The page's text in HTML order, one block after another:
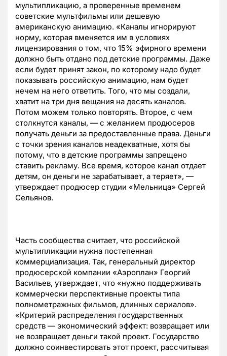
мультипликацию, а проверенные временем
советские мультфильмы или дешевую
американскую анимацию. «Каналы игнорируют
норму, которая вменяется им в условиях
лицензирования о том, что 15% эфирного времени
должно быть отдано под детские программы. Даже
если будет принят закон, по которому надо будет
показывать российскую анимацию, нам будет
нечем на него ответить. Того, что мы создали,
хватит на три дня вещания на десять каналов.
Потом можем только повторять. Второе, с чем
столкнутся каналы, — с желанием продюсеров
получать деньги за предоставленные права. Деньги
с точки зрения каналов неадекватные, хотя бы
потому, что в детские программы запрещено
ставить рекламу. Все время, которое канал отдает
детям, он деньги не зарабатывает, а теряет», —
утверждает продюсер студии «Мельница» Сергей
Сельянов.
Часть сообщества считает, что российской
мультипликации нужна постепенная
коммерциализация. Так, генеральный директор
продюсерской компании «Аэроплан» Георгий
Васильев, утверждает, что «нужно поддерживать
коммерчески перспективные проекты типа
полнометражных фильмов, длинных сериалов».
«Критерий распределения государственных
средств — экономический эффект: возвращает или
не возвращает деньги такой проект. Государство
должно соинвестировать этот проект, рассчитывая